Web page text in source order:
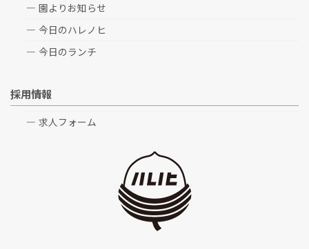
園よりお知らせ
今日のハレノヒ
今日のランチ
採用情報
求人フォーム